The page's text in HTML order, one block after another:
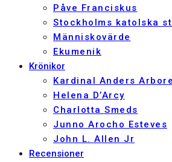
Påve Franciskus
Stockholms katolska
Människovärde
Ekumenik
Krönikor
Kardinal Anders
Helena D’Arcy
Charlotta Smeds
Junno Arocho Esteves
John L. Allen Jr
Recensioner